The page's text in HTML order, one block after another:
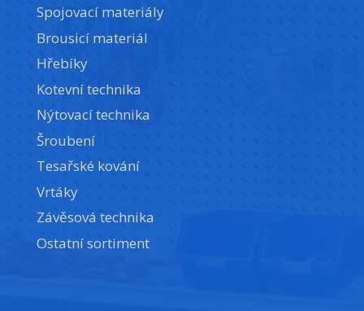
Spojovací materiály
Brousicí materiál
Hřebíky
Kotevní technika
Nýtovací technika
Šroubení
Tesařské kování
Vrtáky
Závěsová technika
Ostatní sortiment